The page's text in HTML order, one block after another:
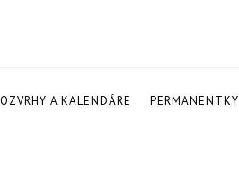
A KALENDÁRE PERMANENTKY